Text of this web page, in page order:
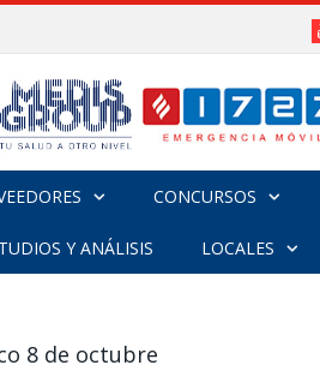
CONCURSOS
Y ANÁLISIS LOCALES
8 de octubre